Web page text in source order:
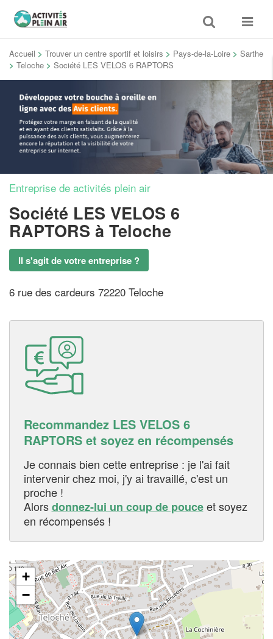
Toggle
search
Toggle
Accueil > Trouver un centre sportif et loisirs > Pays-de-la-Loire > Sarthe
> Teloche > Société LES VELOS 6 RAPTORS
Entreprise de activités plein air
Société LES VELOS 6
RAPTORS à Teloche
Il s'agit de votre entreprise ?
6 rue des cardeurs 72220 Teloche
Recommandez LES VELOS 6
RAPTORS et soyez en récompensés
Je connais bien cette entreprise : je l'ai fait
intervenir chez moi, j'y ai travaillé, c'est un
proche !
Alorsdonnez-lui un coup de pouceet soyez
en récompensés !
+
−